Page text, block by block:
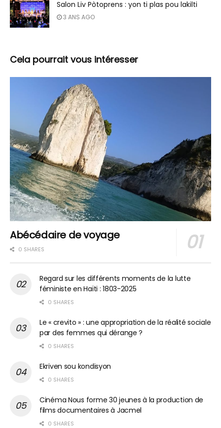
Salon Liv Pòtoprens : yon ti plas pou lakilti
3 ANS AGO
Cela pourrait vous intéresser
Abécédaire de voyage
0 SHARES
Regard sur les différents moments de la lutte
féministe en Haïti : 1803-2025
0 SHARES
Le « crevito » : une appropriation de la réalité sociale
par des femmes qui dérange ?
0 SHARES
Ekriven sou kondisyon
0 SHARES
Cinéma Nous forme 30 jeunes à la production de
films documentaires à Jacmel
0 SHARES